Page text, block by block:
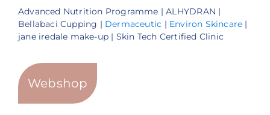
Advanced Nutrition Programme | ALHYDRAN |
Bellabaci Cupping | Dermaceutic | Environ Skincare |
jane iredale make-up | Skin Tech Certified Clinic
Webshop